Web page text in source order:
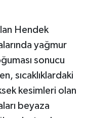
Hendek
yağmur
sonucu
sıcaklıklardaki
kesimleri olan
beyaza